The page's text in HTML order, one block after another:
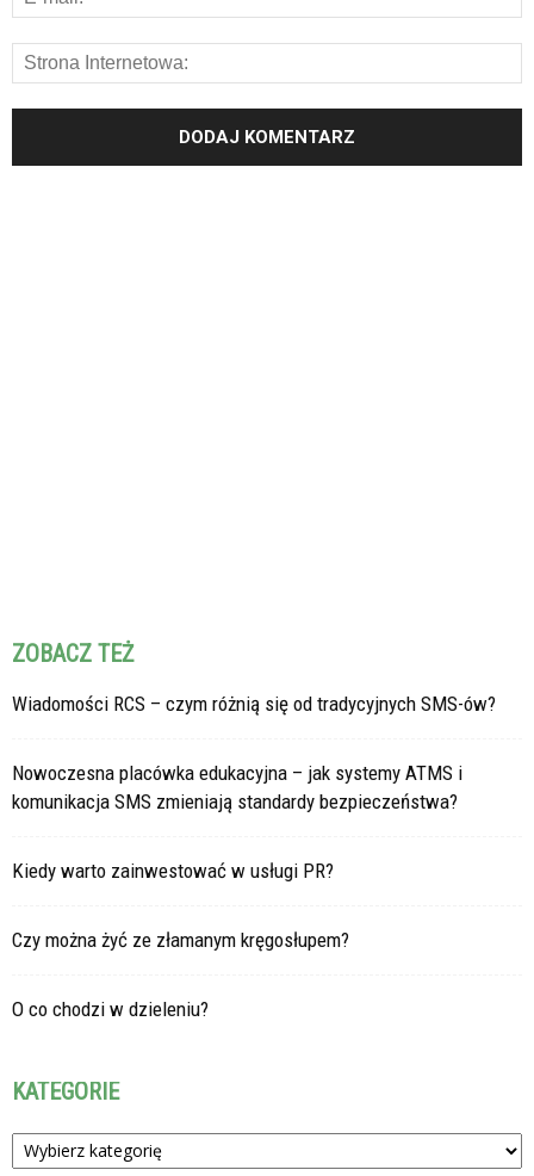
ZOBACZ TEŻ
Wiadomości RCS – czym różnią się od tradycyjnych SMS-ów?
Nowoczesna placówka edukacyjna – jak systemy ATMS i
komunikacja SMS zmieniają standardy bezpieczeństwa?
Kiedy warto zainwestować w usługi PR?
Czy można żyć ze złamanym kręgosłupem?
O co chodzi w dzieleniu?
KATEGORIE
Kategorie